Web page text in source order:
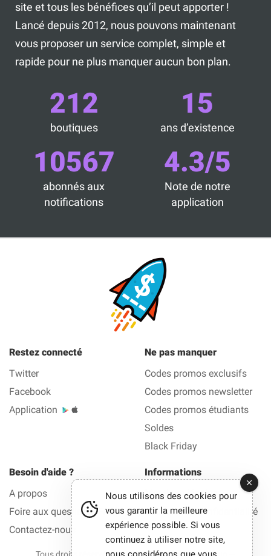
site et tous les bénéfices qu’il peut apporter !
Lancé depuis 2012, nous pouvons maintenant
vous proposer un service complet, simple et
rapide pour ne plus manquer aucun bon plan.
212
boutiques
15
ans d’existence
10567
abonnés aux
notifications
4.3/5
Note de notre
application
Restez connecté
Twitter
Facebook
Application
Ne pas manquer
Codes promos exclusifs
Codes promos newsletter
Codes promos étudiants
Soldes
Black Friday
Besoin d'aide ?
A propos
Foire aux questions (FAQ)
Contactez-nous
Informations
Mentions légales
Politique de confidentialité
Nous utilisons des cookies pour
vous garantir la meilleure
expérience possible. Si vous
continuez à utiliser notre site,